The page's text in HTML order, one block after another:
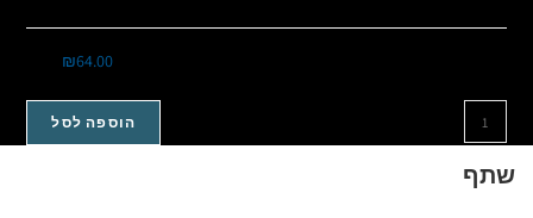
₪64.00
הוספה לסל
שתף